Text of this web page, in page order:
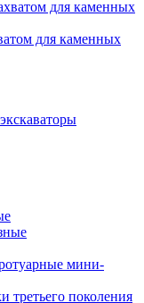
для каменных
мини-